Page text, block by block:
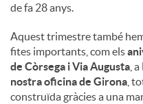
de fa 28 anys.
Aquest trimestre també
fites importants, com els
de Còrsega i Via Augusta ,
nostra oficina de Girona ,
construïda gràcies a una